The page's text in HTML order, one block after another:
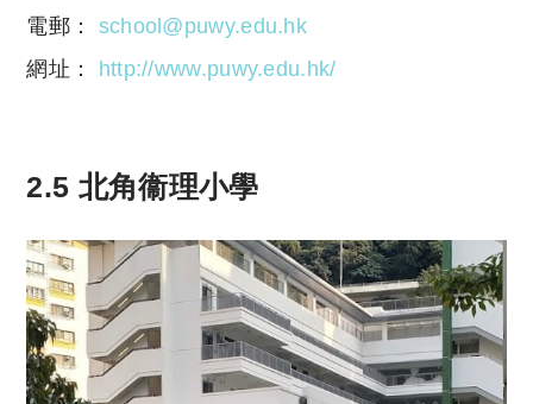
電郵： school@puwy.edu.hk
網址： http://www.puwy.edu.hk/
2.5 北角衞理小學